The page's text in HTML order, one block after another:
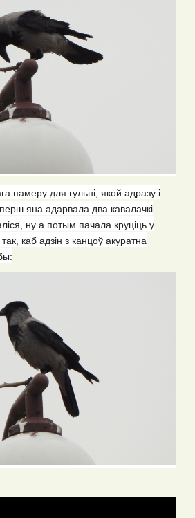
памеру для гульні, якой адразу і
яна адарвала два кавалачкі
ну а потым пачала круціць у
каб адзін з канцоў акуратна